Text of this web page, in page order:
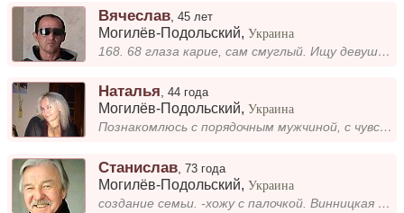
Вячеслав ,45 лет
Могилёв-Подольский,Украина
168. 68 глаза карие, сам смуглый. Ищу девушку для отношений.
Наталья ,44 года
Могилёв-Подольский,Украина
Познакомлюсь с порядочным мужчиной, с чувством юмора, любящих детей.
Станислав ,73 года
Могилёв-Подольский,Украина
создание семьи. -хожу с палочкой. Винницкая обл. пгт. Черновцы